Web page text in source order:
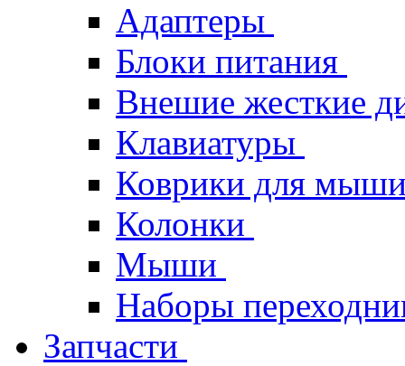
Адаптеры
Блоки питания
Внешие жесткие
Клавиатуры
Коврики для
Колонки
Мыши
Наборы
Запчасти